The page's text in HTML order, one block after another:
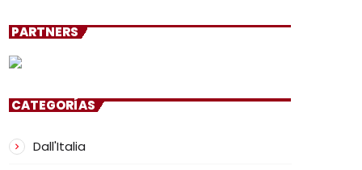
PARTNERS
CATEGORÍAS
Dall'Italia